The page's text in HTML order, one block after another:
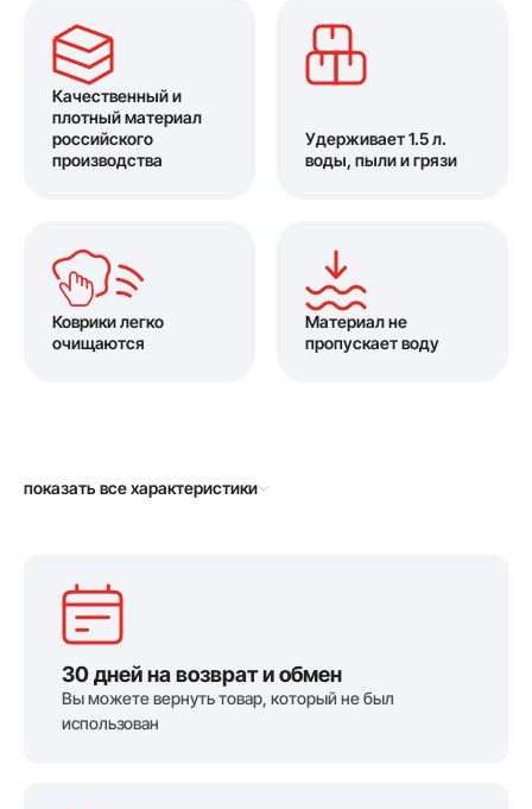
Качественный и
плотный материал
российского
производства
Удерживает 1.5 л.
воды, пыли и грязи
Коврики легко
очищаются
Материал не
пропускает воду
показать все характеристики
30 дней на возврат и обмен
Вы можете вернуть товар, который не был
использован